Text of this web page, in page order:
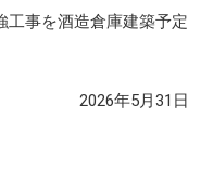
工事を酒造倉庫建築予定
2026年5月31日